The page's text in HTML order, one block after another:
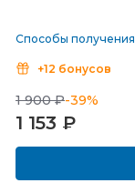
Способы получения
+12 бонусов
1 900 ₽-39%
1 153 ₽